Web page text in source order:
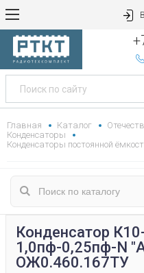
Главная Каталог
Конденсаторы
Конденсаторы постоянной
Конденсатор
1,0пф-0,25пф-N
ОЖ0.460.167ТУ